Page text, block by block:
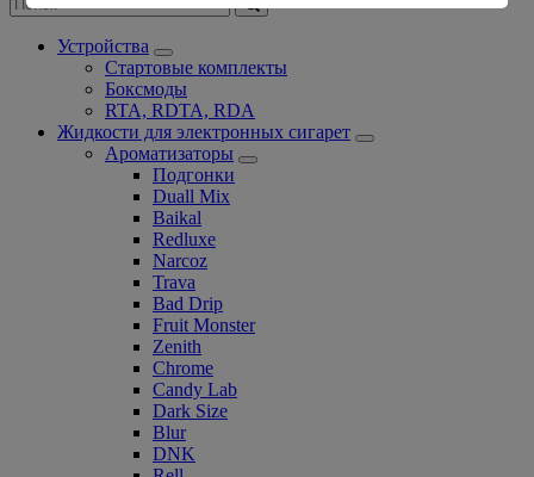
Устройства
Стартовые комплекты
Боксмоды
RTA, RDTA, RDA
Жидкости для электронных сигарет
Ароматизаторы
Подгонки
Duall Mix
Baikal
Redluxe
Narcoz
Trava
Bad Drip
Fruit Monster
Zenith
Chrome
Candy Lab
Dark Size
Blur
DNK